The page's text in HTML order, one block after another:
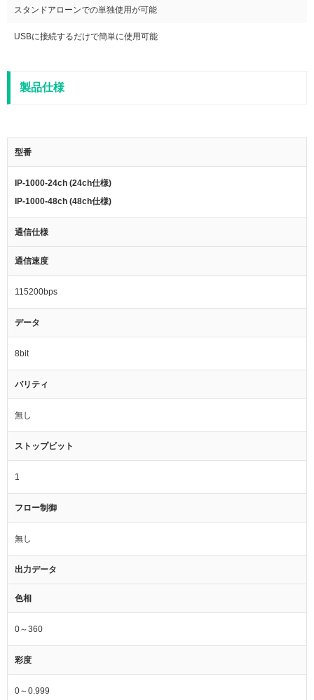
スタンドアローンでの単独使用が可能
USBに接続するだけで簡単に使用可能
製品仕様
型番
IP-1000-24ch (24ch仕様)
IP-1000-48ch (48ch仕様)
通信仕様
通信速度
115200bps
データ
8bit
バリティ
無し
ストップビット
1
フロー制御
無し
出力データ
色相
0～360
彩度
0～0.999